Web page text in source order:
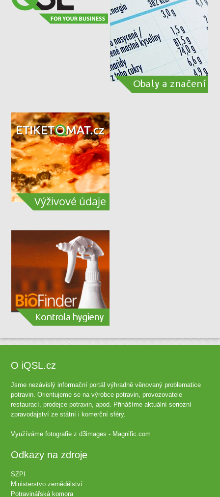
O iQSL.cz
Jsme nezávislý informační portál výhradně věnovaný problematice
potravin. Orientujeme se na výrobce potravin, provozovatele
restaurací, prodejce potravin, apod. Přinášíme aktuální seriozní
zpravodajství ze státní i komerční sféry.
Využíváme fotografie zd3images - Magnific.com
Odkazy na zdroje
SZPI
Ministerstvo zemědělství
Potravinářská komora